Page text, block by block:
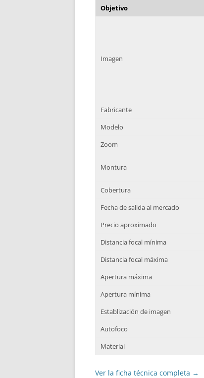
Objetivo
Imagen
Fabricante
Modelo
Zoom
Montura
Cobertura
Fecha de salida al mercado
Precio aproximado
Distancia focal mínima
Distancia focal máxima
Apertura máxima
Apertura mínima
Establización de imagen
Autofoco
Material
Ver la ficha técnica completa →